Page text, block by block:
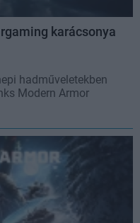
karácsonya
hadműveletekben
Modern Armor